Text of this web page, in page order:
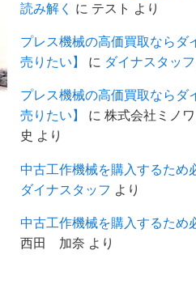
読み解く
に テスト より
プレス機械の高価買取ならダ
売りたい】
に ダイナスタッフ
プレス機械の高価買取ならダ
売りたい】
に 株式会社ミノ
史 より
中古工作機械を購入するため
ダイナスタッフ より
中古工作機械を購入するため
西田 加奈 より